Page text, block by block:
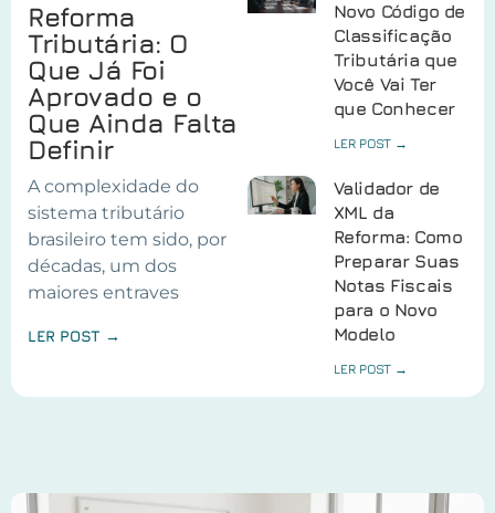
Reforma
Tributária: O
Que Já Foi
Aprovado e o
Que Ainda Falta
Definir
A complexidade do
sistema tributário
brasileiro tem sido, por
décadas, um dos
maiores entraves
LER POST →
Novo Código de
Classificação
Tributária que
Você Vai Ter
que Conhecer
LER POST →
Validador de
XML da
Reforma: Como
Preparar Suas
Notas Fiscais
para o Novo
Modelo
LER POST →